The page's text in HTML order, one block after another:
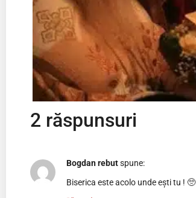
2 răspunsuri
Bogdan rebutspune:
Biserica este acolo unde ești tu ! 🥺